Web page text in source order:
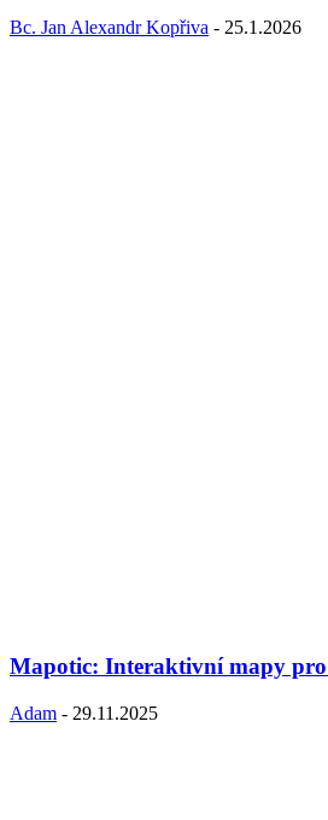
Bc. Jan Alexandr Kopřiva - 25.1.2026
Mapotic: Interaktivní mapy pro
Adam - 29.11.2025